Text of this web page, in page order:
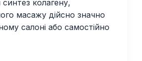
колагену,
масажу дійсно значно
салоні або самостійно